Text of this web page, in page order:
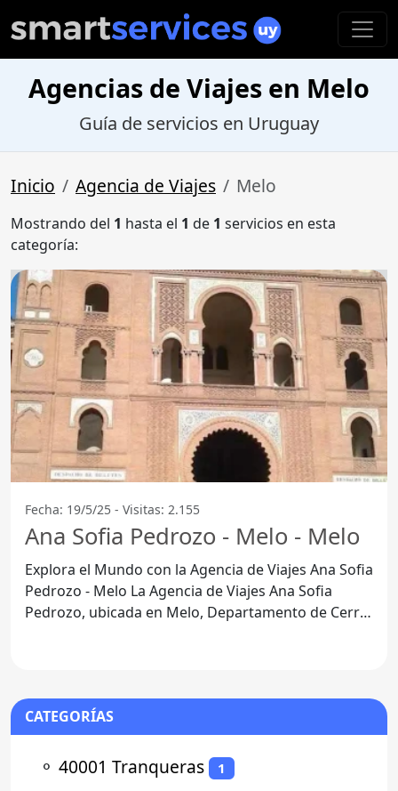
Agencias de Viajes en Melo
Guía de servicios en Uruguay
Inicio Agencia de Viajes Melo
Mostrando del 1 hasta el 1 de 1 servicios en esta
categoría:
Fecha: 19/5/25 - Visitas: 2.155
Ana Sofia Pedrozo - Melo - Melo
Explora el Mundo con la Agencia de Viajes Ana Sofia
Pedrozo - Melo La Agencia de Viajes Ana Sofia
Pedrozo, ubicada en Melo, Departamento de Cerro
CATEGORÍAS
⚬ 40001 Tranqueras 1